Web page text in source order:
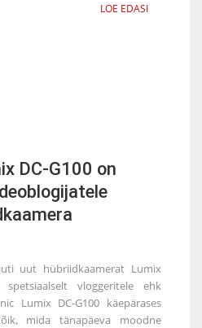
LOE EDASI
DC-G100 on
uut hübriidkaamerat Lumix
vloggeritele ehk
Lumix DC-G100 käepärases
mida tänapäeva moodne